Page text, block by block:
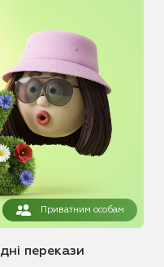
Приватним особам
перекази